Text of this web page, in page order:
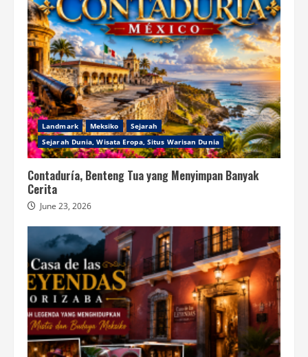
Landmark Meksiko
Sejarah
Sejarah Dunia, Wisata Eropa, Situs Warisan Dunia
Contaduría, Benteng Tua yang Menyimpan Banyak
Cerita
June 23, 2026